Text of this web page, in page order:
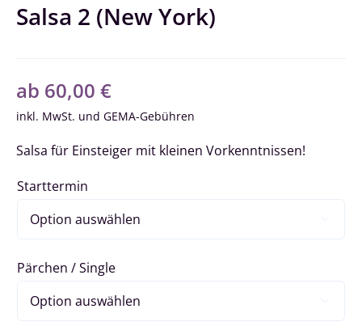
Salsa 2 (New York)
ab 60,00 €
inkl. MwSt.
Salsa für Einsteiger mit kleinen Vorkenntnissen!
Starttermin
Pärchen / Single